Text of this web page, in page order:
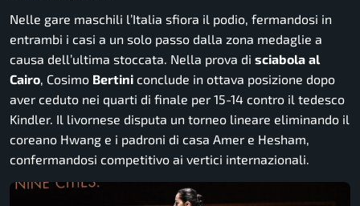
Nelle gare maschili l’Italia sfiora il podio, fermandosi in
entrambi i casi a un solo passo dalla zona medaglie a
causa dell’ultima stoccata. Nella prova di sciabola al
Cairo, Cosimo Bertini conclude in ottava posizione dopo
aver ceduto nei quarti di finale per 15-14 contro il tedesco
Kindler. Il livornese disputa un torneo lineare eliminando il
coreano Hwang e i padroni di casa Amer e Hesham,
confermandosi competitivo ai vertici internazionali.